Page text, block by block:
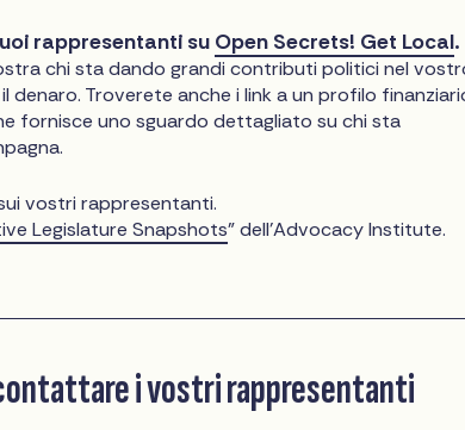
rappresentanti su Open Secrets! Get Local.
chi sta dando grandi contributi politici nel
denaro. Troverete anche i link a un profilo
fornisce uno sguardo dettagliato su chi sta
vostri rappresentanti.
Legislature Snapshots" dell'Advocacy Institute.
i vostri rappresentanti